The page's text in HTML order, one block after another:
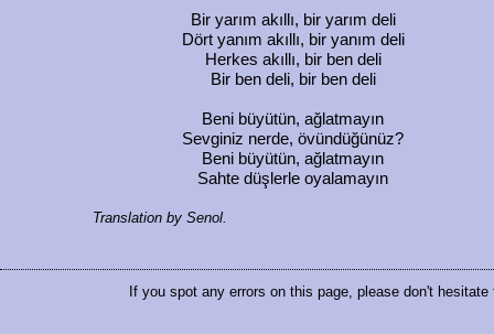
Bir yarım akıllı, bir yarım deli
Dört yanım akıllı, bir yanım deli
Herkes akıllı, bir ben deli
Bir ben deli, bir ben deli
Beni büyütün, ağlatmayın
Sevginiz nerde, övündüğünüz?
Beni büyütün, ağlatmayın
Sahte düşlerle oyalamayın
Translation by Senol.
If you spot any errors on this page, please don't